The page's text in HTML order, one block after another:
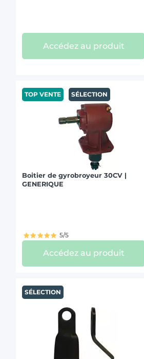
Accédez au produit
TOP VENTE SÉLECTION
Boitier de gyrobroyeur 30CV |
GENERIQUE
5/5
Accédez au produit
SÉLECTION